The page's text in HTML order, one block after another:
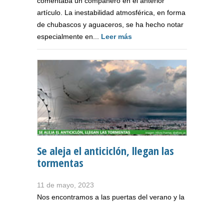
artículo. La inestabilidad atmosférica, en forma
de chubascos y aguaceros, se ha hecho notar
especialmente en... Leer más
Se aleja el anticiclón, llegan las
tormentas
11 de mayo, 2023
Nos encontramos a las puertas del verano y la